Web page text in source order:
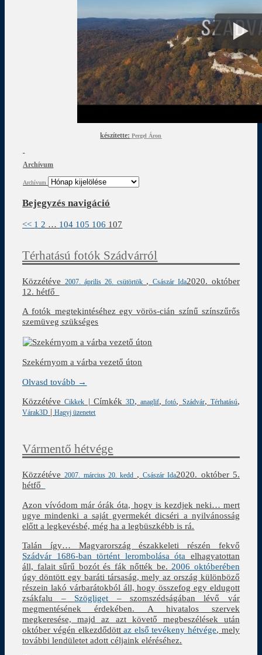
készítette: Pergel Áron
Archívum
Archívum
Bejegyzés navigáció
<< 1 2 … 104 105 106 107
Térhatású fotók Szádvárról
Közzétéve2007. április 26. csütörtök ,Császár Ida2020. október
12. hétfő
A fotók megtekintéséhez egy vörös-cián színű színszűrős
szemüveg szükséges
Szekérnyom a várba vezető úton
Olvasd tovább →
Közzétéve Cikkek | Címkék 3D,anaglif,fotó, Szádvár, Térhatású,
Várak3D |Hagyj üzenetet
Vármentő hétvége
Közzétéve2007. március 20. kedd ,Császár Ida2020. október 5.
hétfő
Azon vívódom már órák óta, hogy is kezdjek neki… mert
ugye mindenki a saját gyermekét dicséri a nyilvánosság
előtt a legkevésbé, még ha a legbüszkébb is rá.
Talán így… Magyarország északkeleti részén fekvő
Szádvár 1686-ban történt lerombolása óta elhagyatottan
áll, falait sűrű bozót és fák nőtték be. 2006 októberében
úgy döntött egy baráti társaság, mely az ország különböző
részein lakó várbarátokból áll, hogy összefog egy eldugott
zsákfalu – Szögliget – szomszédságában lévő vár
megmentésének érdekében. A hivatalos szervek
megkeresése, majd az azt követő megbeszélések után
október végén elkezdődöttaz első tevékeny hétvége, mely
további lendületet adott céljaink eléréséhez.